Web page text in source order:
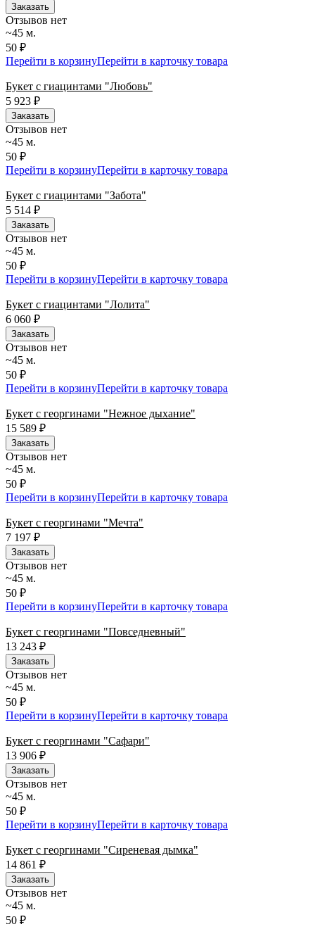
Заказать
Отзывов нет
~45 м.
50 ₽
Перейти в корзинуПерейти в карточку товара
Букет с гиацинтами "Любовь"
5 923 ₽
Заказать
Отзывов нет
~45 м.
50 ₽
Перейти в корзинуПерейти в карточку товара
Букет с гиацинтами "Забота"
5 514 ₽
Заказать
Отзывов нет
~45 м.
50 ₽
Перейти в корзинуПерейти в карточку товара
Букет с гиацинтами "Лолита"
6 060 ₽
Заказать
Отзывов нет
~45 м.
50 ₽
Перейти в корзинуПерейти в карточку товара
Букет с георгинами "Нежное дыхание"
15 589 ₽
Заказать
Отзывов нет
~45 м.
50 ₽
Перейти в корзинуПерейти в карточку товара
Букет с георгинами "Мечта"
7 197 ₽
Заказать
Отзывов нет
~45 м.
50 ₽
Перейти в корзинуПерейти в карточку товара
Букет с георгинами "Повседневный"
13 243 ₽
Заказать
Отзывов нет
~45 м.
50 ₽
Перейти в корзинуПерейти в карточку товара
Букет с георгинами "Сафари"
13 906 ₽
Заказать
Отзывов нет
~45 м.
50 ₽
Перейти в корзинуПерейти в карточку товара
Букет с георгинами "Сиреневая дымка"
14 861
₽
Заказать
Отзывов нет
~45 м.
50 ₽